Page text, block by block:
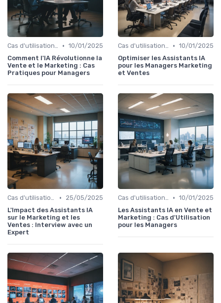
Cas d'utilisation IA Vente • 10/01/2025
Comment l'IA Révolutionne la
Vente et le Marketing : Cas
Pratiques pour Managers
Cas d'utilisation IA Marketing • 10/01/2025
Optimiser les Assistants IA
pour les Managers Marketing
et Ventes
Cas d'utilisation IA Marketing •
25/05/2025
L'Impact des Assistants IA
sur le Marketing et les
Ventes : Interview avec un
Expert
Cas d'utilisation IA Marketing • 10/01/2025
Les Assistants IA en Vente et
Marketing : Cas d'Utilisation
pour les Managers